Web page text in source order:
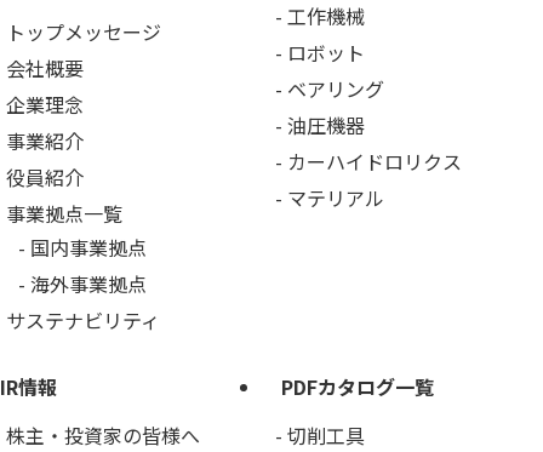
トップメッセージ
会社概要
企業理念
事業紹介
役員紹介
事業拠点一覧
国内事業拠点
海外事業拠点
サステナビリティ
工作機械
ロボット
ベアリング
油圧機器
カーハイドロリクス
マテリアル
IR情報
株主・投資家の皆様へ
PDFカタログ一覧
切削工具